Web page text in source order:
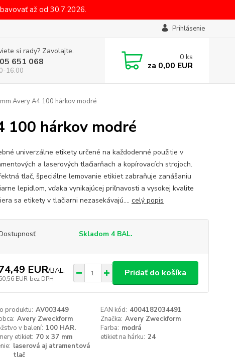
až od 30.7.2026.
Prihlásenie
si rady? Zavolajte.
651 068
16.00
0 ks
za 0,00 EUR
Avery A4 100 hárkov modré
100 hárkov modré
univerzálne etikety určené na každodenné použitie v
a laserových tlačiarňach a kopírovacích strojoch.
tlač, špeciálne lemovanie etikiet zabraňuje zanášaniu
lepidlom, vďaka vynikajúcej priľnavosti a vysokej kvalite
sa etikety v tlačiarni nezasekávajú.... celý popis
Skladom 4 BAL.
EUR/BAL.
EUR bez DPH
Pridať do košíka
produktu: AV003449 EAN kód: 4004182034491
Avery Zweckform Značka: Avery Zweckform
v balení: 100 HAR. Farba: modrá
etikiet: 70 x 37 mm etikiet na hárku: 24
laserová aj atramentová
tlač